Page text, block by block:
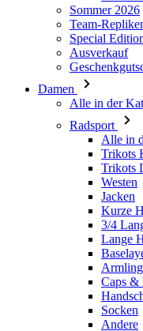
Damen
Alle in der
Radsport
Alle in
Trikots
Westen
Jacken
Kurze
3/4
Lange
Baselayer
Caps &
Socken
Andere
Alle in
T-Shirts
Hoodie